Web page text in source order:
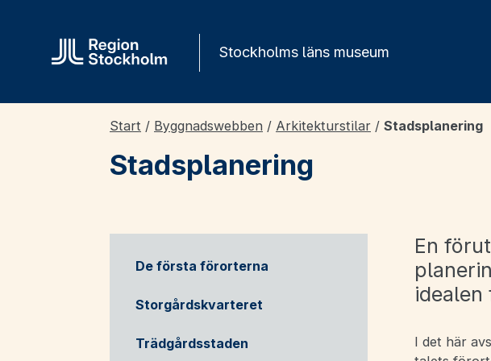
Stockholms läns museum
Start / Byggnadswebben / Arkitekturstilar / Stadsplanering
Stadsplanering
De första förorterna
Storgårdskvarteret
Trädgårdsstaden
En
idealen
I det här